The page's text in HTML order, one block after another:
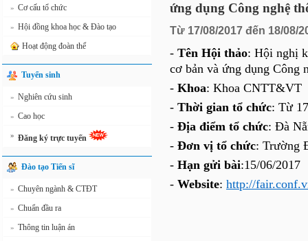
» Cơ cấu tổ chức
» Hội đồng khoa học & Đào tạo
Hoạt động đoàn thể
Tuyển sinh
» Nghiên cứu sinh
» Cao học
» Đăng ký trực tuyến
Đào tạo Tiến sĩ
» Chuyên ngành & CTĐT
» Chuẩn đầu ra
» Thông tin luận án
ứng dụng Công nghệ
Từ 17/08/2017 đến 18/08/
- Tên Hội thảo: Hội nghị
cơ bản và ứng dụng Công
- Khoa: Khoa CNTT&VT
- Thời gian tổ chức: Từ
- Địa điểm tổ chức: Đà
- Đơn vị tổ chức: Trường
- Hạn gửi bài:15/06/2017
- Website: http://